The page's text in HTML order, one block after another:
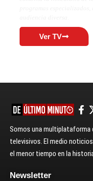
Ver TV
Somos una
televisivos. El medio
el menor tiempo en la
Newsletter